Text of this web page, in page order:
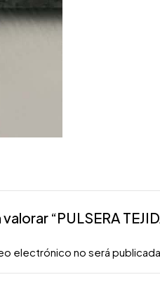
“PULSERA
electrónico no será